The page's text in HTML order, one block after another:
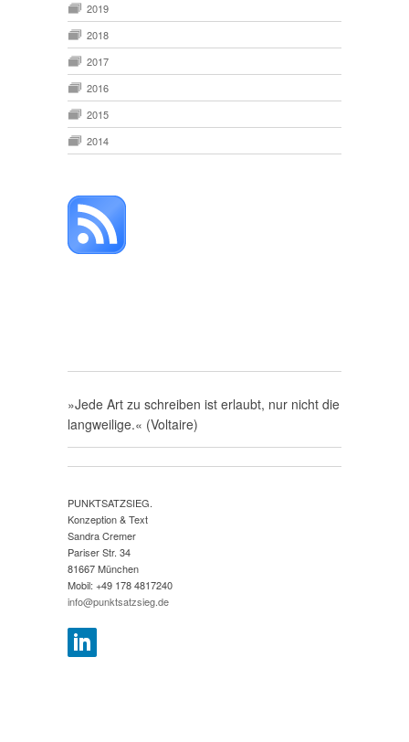
2019
2018
2017
2016
2015
2014
»Jede Art zu schreiben ist erlaubt, nur nicht die
langweilige.« (Voltaire)
PUNKTSATZSIEG.
Konzeption & Text
Sandra Cremer
Pariser Str. 34
81667 München
Mobil: +49 178 4817240
info@punktsatzsieg.de